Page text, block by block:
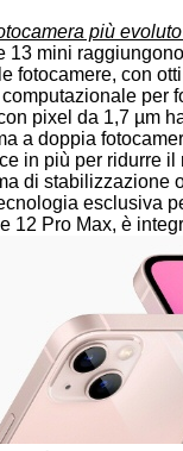
più
13 mini
fotocamere, con
per
pixel da 1,7 µm
a doppia
in più per ridurre
di stabilizzazione
esclusiva
12 Pro Max, è